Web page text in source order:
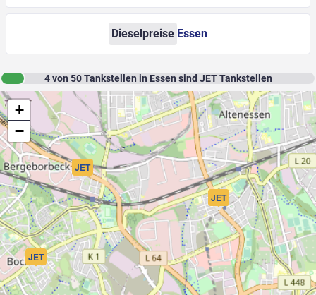
Dieselpreise Essen
4von 50Tankstellen in Essen sind JET Tankstellen
JET
JET
JET
+
−